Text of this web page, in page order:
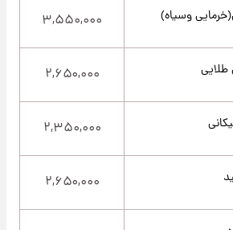
وسیاه) ۳,۵۵۰,۰۰۰
۲,۶۵۰,۰۰۰
۲,۳۵۰,۰۰۰
۲,۶۵۰,۰۰۰